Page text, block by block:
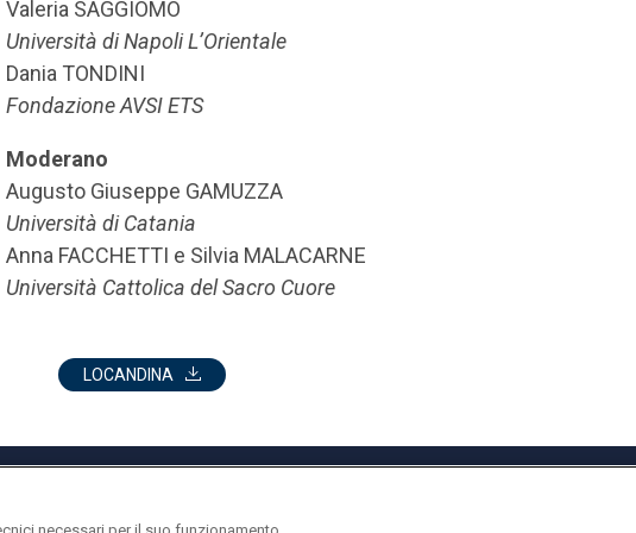
Valeria SAGGIOMO
Università di Napoli L’Orientale
Dania TONDINI
Fondazione AVSI ETS
Moderano
Augusto Giuseppe GAMUZZA
Università di Catania
Anna FACCHETTI e Silvia MALACARNE
Università Cattolica del Sacro Cuore
LOCANDINA